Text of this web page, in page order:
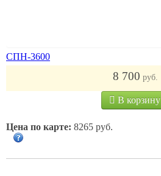
СПН-3600
8 700 руб.
В корзину
Цена по карте: 8265 руб.